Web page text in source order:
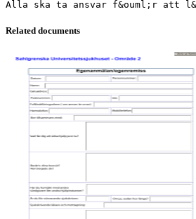
Related documents